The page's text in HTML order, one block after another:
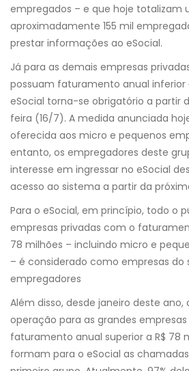
empregados – e que hoje totalizam
aproximadamente 155 mil
prestar informações ao eSocial.
Já para as demais empresas
possuam faturamento anual inferior
eSocial torna-se obrigatório a partir
feira (16/7). A medida anunciada
oferecida aos micro e pequenos
entanto, os empregadores deste
interesse em ingressar no eSocial
acesso ao sistema a partir da
Para o eSocial, em princípio, todo o
empresas privadas com o
78 milhões – incluindo micro e
– é considerado como empresas do
empregadores
Além disso, desde janeiro deste ano,
operação para as grandes
faturamento anual superior a R$ 78
formam para o eSocial as